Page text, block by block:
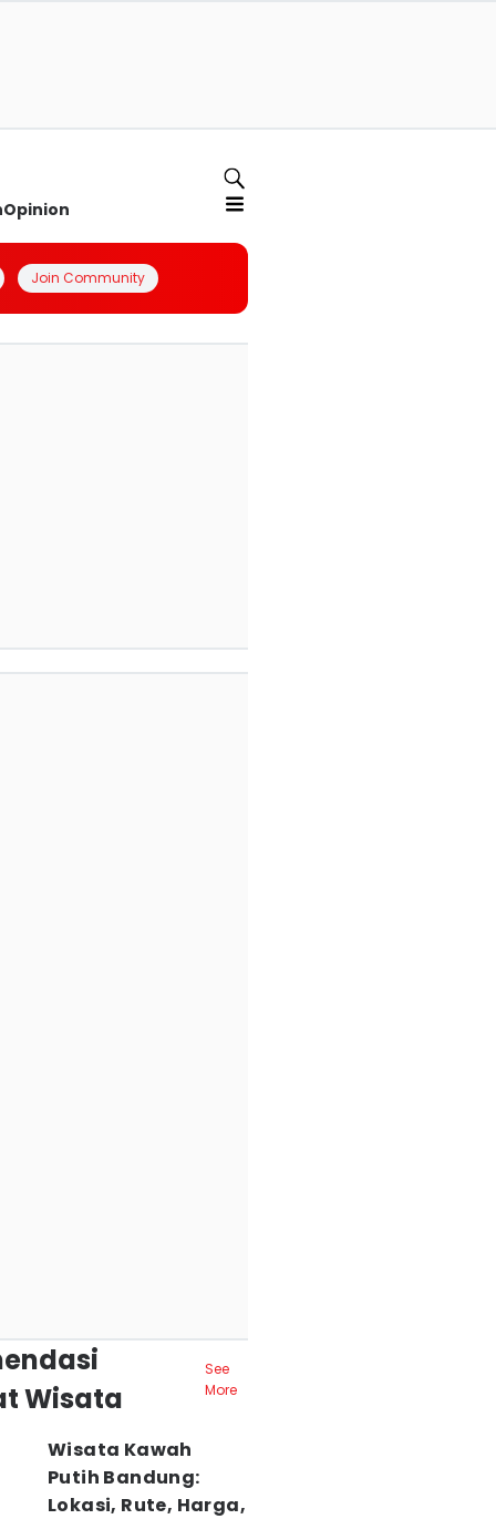
Opinion
Join Community
Wisata
See
More
Wisata Kawah
Putih Bandung:
Lokasi, Rute, Harga,